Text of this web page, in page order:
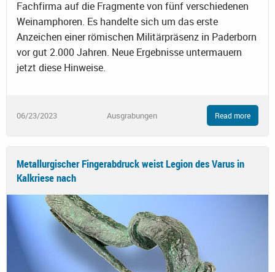
Fachfirma auf die Fragmente von fünf verschiedenen
Weinamphoren. Es handelte sich um das erste
Anzeichen einer römischen Militärpräsenz in Paderborn
vor gut 2.000 Jahren. Neue Ergebnisse untermauern
jetzt diese Hinweise.
06/23/2023 Ausgrabungen Read more
Metallurgischer Fingerabdruck weist Legion des Varus in
Kalkriese nach